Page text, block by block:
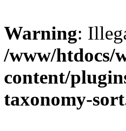
Warning:
/www/htdocs/
content/
taxonomy-